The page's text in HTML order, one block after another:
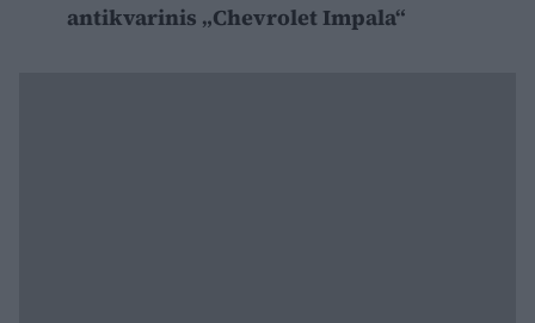
antikvarinis „Chevrolet Impala“